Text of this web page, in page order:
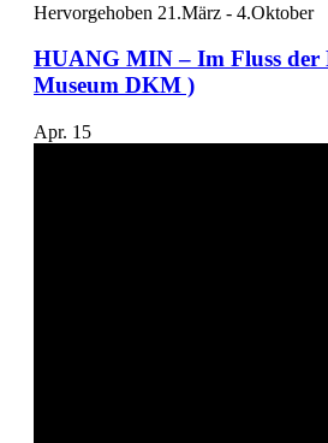
Hervorgehoben 21.März - 4.Oktober
HUANG MIN – Im Fluss der
Museum DKM )
Apr. 15